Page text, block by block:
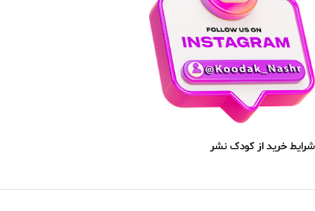
شرایط خرید از کودک نشر